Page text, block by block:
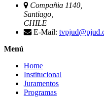
Compañia 1140,
Santiago,
CHILE
E-Mail:
Menú
Home
Institucional
Juramentos
Programas